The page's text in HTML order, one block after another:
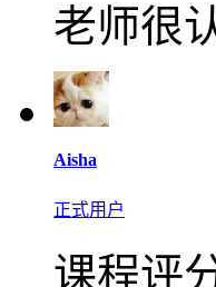
老师很
Aisha
正式用户
课程评